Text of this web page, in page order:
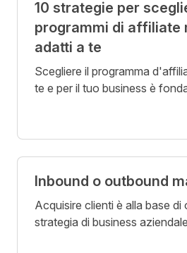
10 strategie per
programmi di affiliate
adatti a te
Scegliere il programma
te e per il tuo business è
Inbound o outbound
Acquisire clienti è alla base di
strategia di business